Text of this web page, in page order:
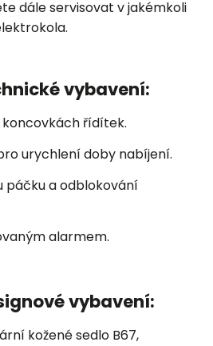
dále servisovat v jakémkoli
vybavení:
řídítek.
urychlení doby nabíjení.
páčku a odblokování
alarmem.
vybavení:
kožené sedlo B67,